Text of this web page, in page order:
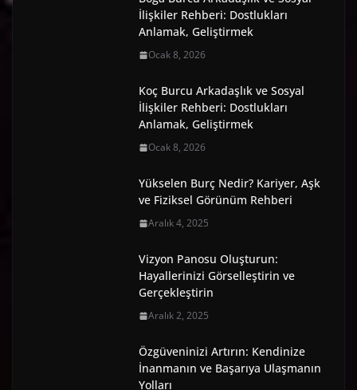
İlişkiler Rehberi: Dostlukları
Anlamak, Geliştirmek
Ocak 8, 2026
Koç Burcu Arkadaşlık ve Sosyal
İlişkiler Rehberi: Dostlukları
Anlamak, Geliştirmek
Ocak 8, 2026
Yükselen Burç Nedir? Kariyer, Aşk
ve Fiziksel Görünüm Rehberi
Aralık 4, 2025
Vizyon Panosu Oluşturun:
Hayallerinizi Görselleştirin ve
Gerçekleştirin
Aralık 2, 2025
Özgüveninizi Artırın: Kendinize
İnanmanın ve Başarıya Ulaşmanın
Yolları